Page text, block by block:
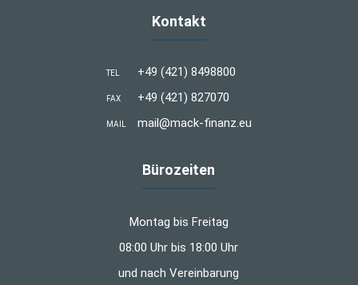
Kontakt
TEL +49 (421) 8498800
FAX +49 (421) 827070
MAIL mail@mack-finanz.eu
Bürozeiten
Montag bis Freitag
08:00 Uhr bis 18:00 Uhr
und nach Vereinbarung